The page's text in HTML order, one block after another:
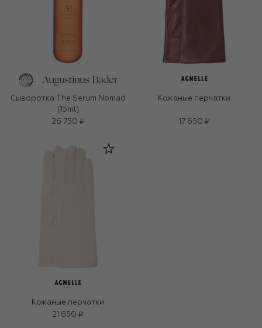
Сыворотка The Serum Nomad
(15ml)
26 750 ₽
Кожаные перчатки
17 650 ₽
Кожаные перчатки
21 650 ₽